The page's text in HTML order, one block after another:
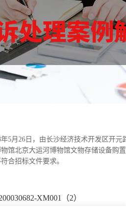
5月26日，由长沙经济技术开发区开
馆北京大运河博物馆文物存储设备购
合招标文件要求。
XM001（2）